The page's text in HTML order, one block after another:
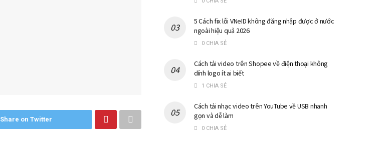
Share on Twitter
5 Cách fix lỗi VNeID không đăng nhập được ở nước
ngoài hiệu quả 2026
0 CHIA SẺ
Cách tải video trên Shopee về điện thoại không
dính logo ít ai biết
1 CHIA SẺ
Cách tải nhạc video trên YouTube về USB nhanh
gọn và dễ làm
0 CHIA SẺ